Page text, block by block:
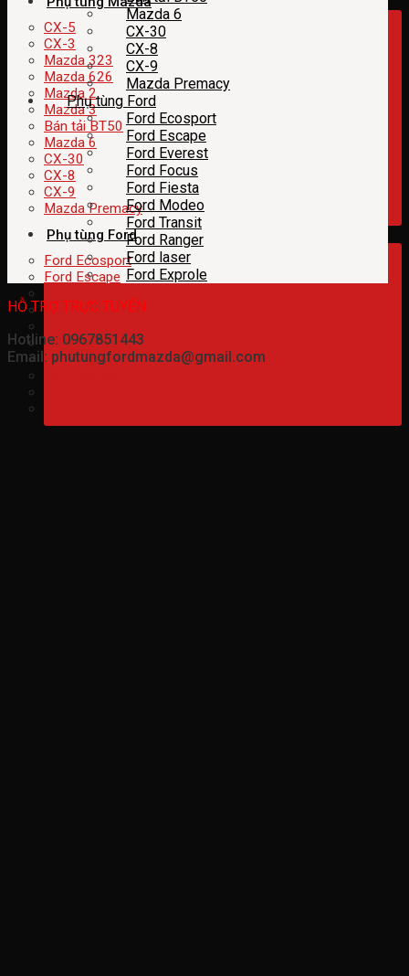
CX-5
CX-3
Mazda 323
Mazda 626
Mazda 2
Mazda 3
Bán tải BT50
Mazda 6
CX-30
CX-8
CX-9
Mazda Premacy
Phụ tùng Ford
Ford Ecosport
Ford Escape
Ford Focus
Ford Modeo
Ford Transit
Mazda 6
CX-30
CX-8
CX-9
Mazda Premacy
Phụ tùng Ford
Ford Ecosport
Ford Escape
Ford Everest
Ford Focus
Ford Fiesta
Ford Modeo
Ford Transit
Ford Ranger
Ford laser
Ford Exprole
HỖ TRỢ TRỰC TUYẾN
Hotline: 0967851443
Email: phutungfordmazda@gmail.com